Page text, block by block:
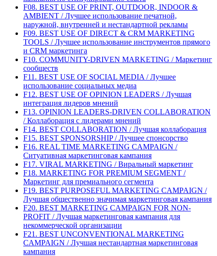
F08. BEST USE OF PRINT, OUTDOOR, INDOOR &
AMBIENT / Лучшее использование печатной,
наружной, внутренней и нестандартной рекламы
F09. BEST USE OF DIRECT & CRM MARKETING
TOOLS / Лучшее использование инструментов прямого
и CRM маркетинга
F10. COMMUNITY-DRIVEN MARKETING / Маркетинг
сообществ
F11. BEST USE OF SOCIAL MEDIA / Лучшее
использование социальных медиа
F12. BEST USE OF OPINION LEADERS / Лучшая
интеграция лидеров мнений
F13. OPINION LEADERS-DRIVEN COLLABORATION
/ Коллаборация с лидерами мнений
F14. BEST COLLABORATION / Лучшая коллаборация
F15. BEST SPONSORSHIP / Лучшее спонсорство
F16. REAL TIME MARKETING CAMPAIGN /
Ситуативная маркетинговая кампания
F17. VIRAL MARKETING / Виральный маркетинг
F18. MARKETING FOR PREMIUM SEGMENT /
Маркетинг для премиального сегмента
F19. BEST PURPOSEFUL MARKETING CAMPAIGN /
Лучшая общественно значимая маркетинговая кампания
F20. BEST MARKETING CAMPAIGN FOR NON-
PROFIT / Лучшая маркетинговая кампания для
некоммерческой организации
F21. BEST UNCONVENTIONAL MARKETING
CAMPAIGN / Лучшая нестандартная маркетинговая
кампания